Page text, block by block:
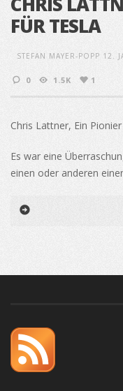
FÜR TESLA
STEFAN MAYER-POPP 12.
0 1.5K 1
Chris Lattner, Ein
Es war eine
einen oder anderen